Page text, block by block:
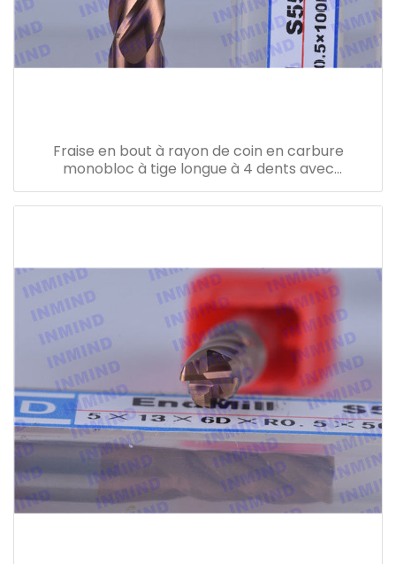
Fraise en bout à rayon de coin en carbure
monobloc à tige longue à 4 dents avec
revêtement sin